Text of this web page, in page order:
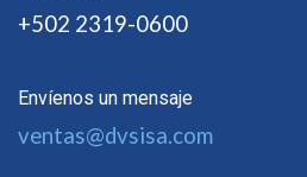
+502 2319-0600
Envíenos un mensaje
ventas@dvsisa.com